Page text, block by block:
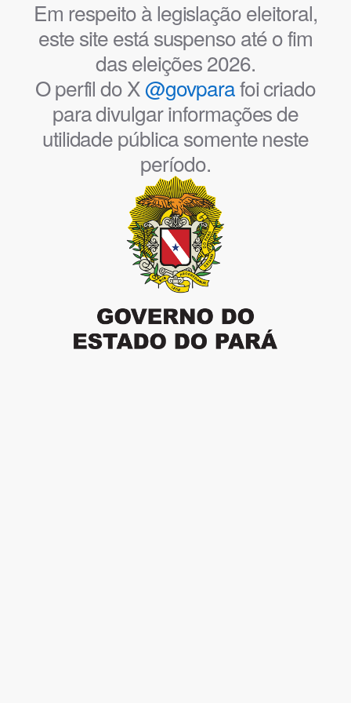
Em respeito à legislação eleitoral,
este site está suspenso até o fim
das eleições 2026.
O perfil do X@govparafoi criado
para divulgar informações de
utilidade pública somente neste
período.